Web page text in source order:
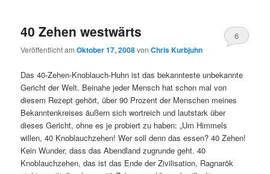
40 Zehen westwärts
Veröffentlicht amOktober 17, 2008vonChris Kurbjuhn
6
Das 40-Zehen-Knoblauch-Huhn ist das bekannteste unbekannte
Gericht der Welt. Beinahe jeder Mensch hat schon mal von
diesem Rezept gehört, über 90 Prozent der Menschen meines
Bekanntenkreises äußern sich wortreich und lautstark über
dieses Gericht, ohne es je probiert zu haben: „Um Himmels
willen, 40 Knoblauchzehen! Wer soll denn das essen? 40 Zehen!
Kein Wunder, dass das Abendland zugrunde geht. 40
Knoblauchzehen, das ist das Ende der Zivilisation, Ragnarök